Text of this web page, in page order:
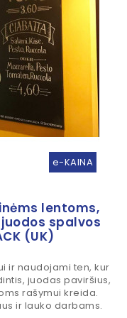
e-KAINA
lentoms,
spalvos
(UK)
ir naudojami ten, kur
juodas paviršius,
rašymui kreida.
ir lauko darbams.